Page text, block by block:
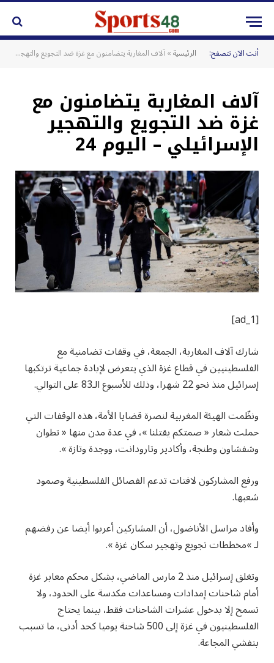
أنت الآن تتصفح: الرئيسية»آلاف المغاربة يتضامنون مع غزة ضد التجويع والتهجير الإسرائيلي – اليوم 24
آلاف المغاربة يتضامنون مع
غزة ضد التجويع والتهجير
الإسرائيلي – اليوم 24
[ad_1]
شارك آلاف المغاربة، الجمعة، في وقفات تضامنية مع
الفلسطينيين في قطاع غزة الذي يتعرض لإبادة جماعية ترتكبها
إسرائيل منذ نحو 22 شهرا، وذلك للأسبوع الـ83 على التوالي.
ونظّمت الهيئة المغربية لنصرة قضايا الأمة، هذه الوقفات التي
حملت شعار « صمتكم يقتلنا »، في عدة مدن منها « تطوان
وشفشاون وطنجة، وأكادير وتارودانت، ووجدة وتازة ».
ورفع المشاركون لافتات تدعم الفصائل الفلسطينية وصمود
شعبها.
وأفاد مراسل الأناضول، أن المشاركين أعربوا أيضا عن رفضهم
لـ »مخططات تجويع وتهجير سكان غزة ».
وتغلق إسرائيل منذ 2 مارس الماضي، بشكل محكم معابر غزة
أمام شاحنات إمدادات ومساعدات مكدسة على الحدود، ولا
تسمح إلا بدخول عشرات الشاحنات فقط، بينما يحتاج
الفلسطينيون في غزة إلى 500 شاحنة يوميا كحد أدنى، ما تسبب
بتفشي المجاعة.